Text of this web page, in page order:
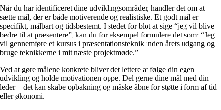
Når du har identificeret dine udviklingsområder, handler det om at
sætte mål, der er både motiverende og realistiske. Et godt mål er
specifikt, målbart og tidsbestemt. I stedet for blot at sige “jeg vil blive
bedre til at præsentere”, kan du for eksempel formulere det som: “Jeg
vil gennemføre et kursus i præsentationsteknik inden årets udgang og
bruge teknikkerne i mit næste projektmøde.”
Ved at gøre målene konkrete bliver det lettere at følge din egen
udvikling og holde motivationen oppe. Del gerne dine mål med din
leder – det kan skabe opbakning og måske åbne for støtte i form af tid
eller økonomi.